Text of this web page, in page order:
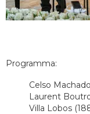
Programma:
Celso
Laurent
Villa Lobos